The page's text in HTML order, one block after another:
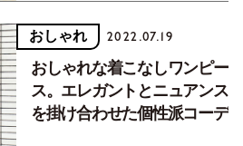
おしゃれ 2022.07.19
おしゃれな着こなしワンピー
ス。エレガントとニュアンス
を掛け合わせた個性派コーデ